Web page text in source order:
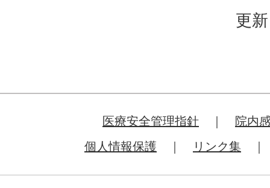
更
医療安全管理指針
院内
個人情報保護
リンク集